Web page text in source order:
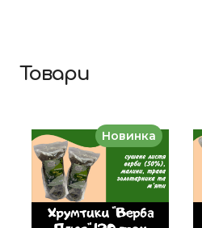
Товари
Новинка